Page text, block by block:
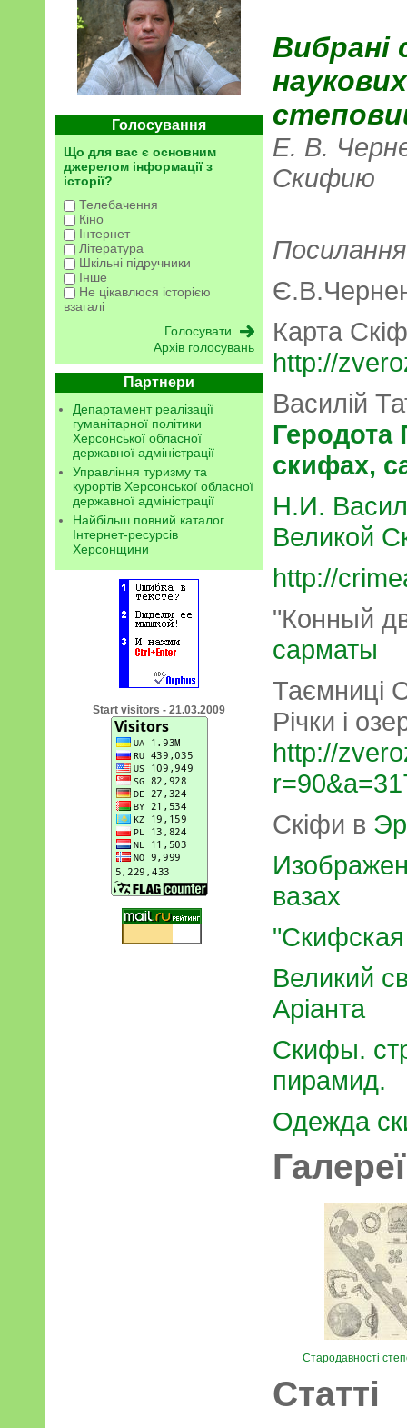
Голосування
Що для вас є основним
джерелом інформації з
історії?
Телебачення
Кіно
Інтернет
Література
Шкільні підручники
Інше
Не цікавлюся історією
взагалі
Архів голосувань
Партнери
Департамент реалізації
гуманітарної політики
Херсонської обласної
державної адміністрації
Управління туризму та
курортів Херсонської обласної
державної адміністрації
Найбільш повний каталог
Інтернет-ресурсів
Херсонщини
Start visitors - 21.03.2009
Вибрані
Е. В.
Скифию
Посилання
Карта
http://
Василій
Геродота
скифах,
Н.И.
Великой
http://
"Конный
сарматы
Таємниці
Річки і
http://
Скіфи в
вазах
Великий
Аріанта
Скифы.
пирамид.
Одежда
Галереї
Стародавності
Статті